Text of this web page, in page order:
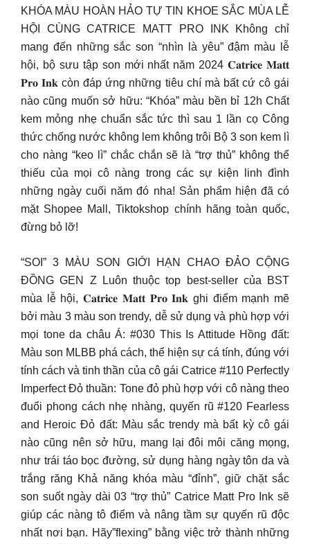
KHÓA MÀU HOÀN HẢO TỰ TIN KHOE SẮC MÙA LỄ
HỘI CÙNG CATRICE MATT PRO INK Không chỉ
mang đến những sắc son “nhìn là yêu” đậm màu lễ
hội, bộ sưu tập son mới nhất năm 2024 𝐂𝐚𝐭𝐫𝐢𝐜𝐞 𝐌𝐚𝐭𝐭
𝐏𝐫𝐨 𝐈𝐧𝐤 còn đáp ứng những tiêu chí mà bất cứ cô gái
nào cũng muốn sở hữu: “Khóa” màu bền bỉ 12h Chất
kem mỏng nhẹ chuẩn sắc tức thì sau 1 lần cọ Công
thức chống nước không lem không trôi Bộ 3 son kem lì
cho nàng “keo lì” chắc chắn sẽ là “trợ thủ” không thể
thiếu của mọi cô nàng trong các sự kiện linh đình
những ngày cuối năm đó nha! Sản phẩm hiện đã có
mặt Shopee Mall, Tiktokshop chính hãng toàn quốc,
đừng bỏ lỡ!
“SOI” 3 MÀU SON GIỚI HẠN CHAO ĐẢO CỘNG
ĐỒNG GEN Z Luôn thuộc top best-seller của BST
mùa lễ hội, 𝐂𝐚𝐭𝐫𝐢𝐜𝐞 𝐌𝐚𝐭𝐭 𝐏𝐫𝐨 𝐈𝐧𝐤 ghi điểm mạnh mẽ
bởi màu 3 màu son trendy, dễ sử dụng và phù hợp với
mọi tone da châu Á: #030 This Is Attitude Hồng đất:
Màu son MLBB phá cách, thể hiện sự cá tính, đúng với
tính cách và tinh thần của cô gái Catrice #110 Perfectly
Imperfect Đỏ thuần: Tone đỏ phù hợp với cô nàng theo
đuổi phong cách nhẹ nhàng, quyến rũ #120 Fearless
and Heroic Đỏ đất: Màu sắc trendy mà bất kỳ cô gái
nào cũng nên sở hữu, mang lại đôi môi căng mọng,
như trái táo bọc đường, sử dụng hàng ngày tôn da và
trắng răng Khả năng khóa màu “đỉnh”, giữ chặt sắc
son suốt ngày dài 03 “trợ thủ” Catrice Matt Pro Ink sẽ
giúp các nàng tô điểm và nâng tầm sự quyến rũ độc
nhất nơi bạn. Hãy”flexing” bằng việc trở thành những